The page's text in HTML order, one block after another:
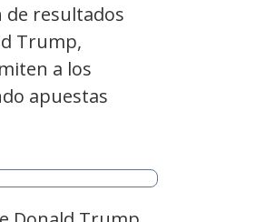
de resultados
Trump,
a los
apuestas